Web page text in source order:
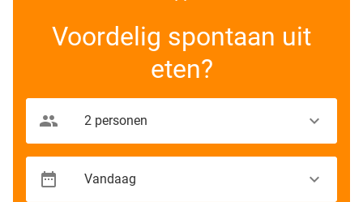
Voordelig spontaan uit
eten?